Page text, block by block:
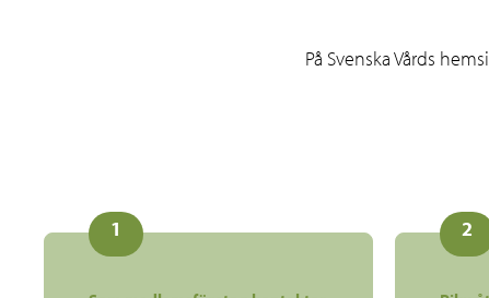
På Svenska Vårds
1 2